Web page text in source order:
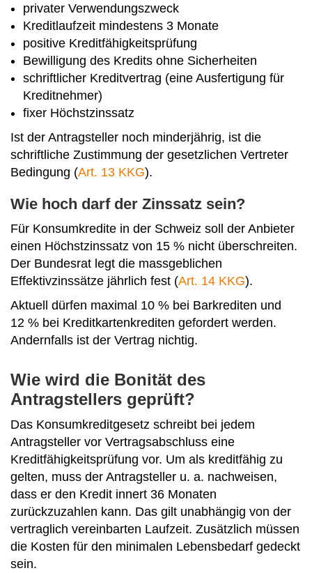
privater Verwendungszweck
Kreditlaufzeit mindestens 3 Monate
positive Kreditfähigkeitsprüfung
Bewilligung des Kredits ohne Sicherheiten
schriftlicher Kreditvertrag (eine Ausfertigung für
Kreditnehmer)
fixer Höchstzinssatz
Ist der Antragsteller noch minderjährig, ist die
schriftliche Zustimmung der gesetzlichen Vertreter
Bedingung (Art. 13 KKG).
Wie hoch darf der Zinssatz sein?
Für Konsumkredite in der Schweiz soll der Anbieter
einen Höchstzinssatz von 15 % nicht überschreiten.
Der Bundesrat legt die massgeblichen
Effektivzinssätze jährlich fest (Art. 14 KKG).
Aktuell dürfen maximal 10 % bei Barkrediten und
12 % bei Kreditkartenkrediten gefordert werden.
Andernfalls ist der Vertrag nichtig.
Wie wird die Bonität des
Antragstellers geprüft?
Das Konsumkreditgesetz schreibt bei jedem
Antragsteller vor Vertragsabschluss eine
Kreditfähigkeitsprüfung vor. Um als kreditfähig zu
gelten, muss der Antragsteller u. a. nachweisen,
dass er den Kredit innert 36 Monaten
zurückzuzahlen kann. Das gilt unabhängig von der
vertraglich vereinbarten Laufzeit. Zusätzlich müssen
die Kosten für den minimalen Lebensbedarf gedeckt
sein.